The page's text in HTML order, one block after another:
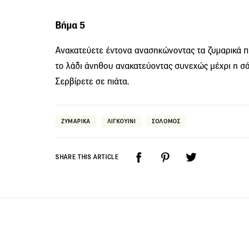
Βήμα 5
Ανακατεύετε έντονα ανασηκώνοντας τα ζυμαρικά
το λάδι άνηθου ανακατεύοντας συνεχώς μέχρι η
Σερβίρετε σε πιάτα.
ΖΥΜΑΡΙΚΑ ΛΙΓΚΟΥΙΝΙ ΣΟΛΟΜΟΣ
SHARE THIS ARTICLE